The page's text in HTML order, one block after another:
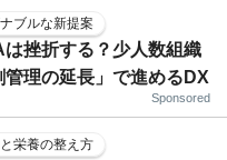
ブルな新提案
挫折する？少人数組織
管理の延長」で進めるDX
Sponsored
栄養の整え方